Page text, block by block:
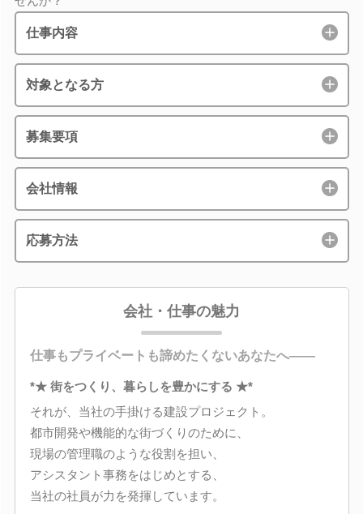
仕事内容
対象となる方
募集要項
会社情報
応募方法
会社・仕事の魅力
仕事もプライベートも諦めたくないあなたへ――
*★ 街をつくり、暮らしを豊かにする ★*
それが、当社の手掛ける建設プロジェクト。
都市開発や機能的な街づくりのために、
現場の管理職のような役割を担い、
アシスタント事務をはじめとする、
当社の社員が力を発揮しています。